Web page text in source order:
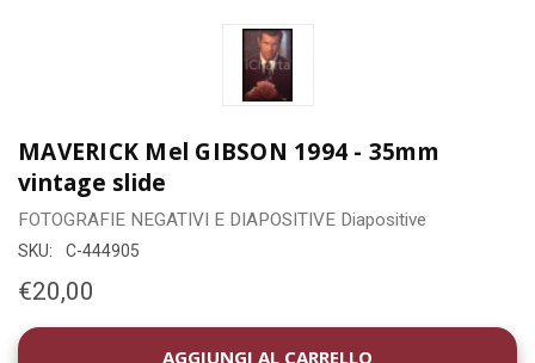
MAVERICK Mel GIBSON 1994 - 35mm
vintage slide
FOTOGRAFIE NEGATIVI E DIAPOSITIVE Diapositive
SKU: C-444905
€20,00
DISPONIBILITÀ